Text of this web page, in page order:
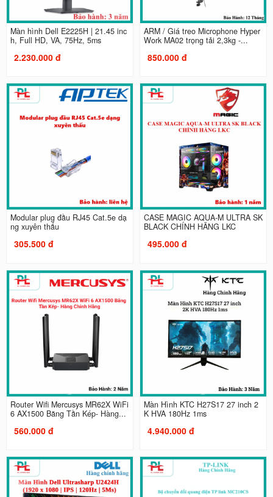
Màn hình Dell E2225H | 21.45 inc
h, Full HD, VA, 75Hz, 5ms
2.230.000 đ
ARM / Giá treo Microphone Hyper
Work MA02 trọng tải 2,3kg -...
850.000 đ
Modular plug đầu RJ45 Cat.5e dạ
ng xuyên thấu
305.500 đ
CASE MAGIC AQUA-M ULTRA SK
BLACK CHÍNH HÃNG LKC
495.000 đ
Router Wifi Mercusys MR62X WiFi
6 AX1500 Băng Tần Kép- Hàng...
560.000 đ
Màn Hình KTC H27S17 27 inch 2
K HVA 180Hz 1ms
4.940.000 đ